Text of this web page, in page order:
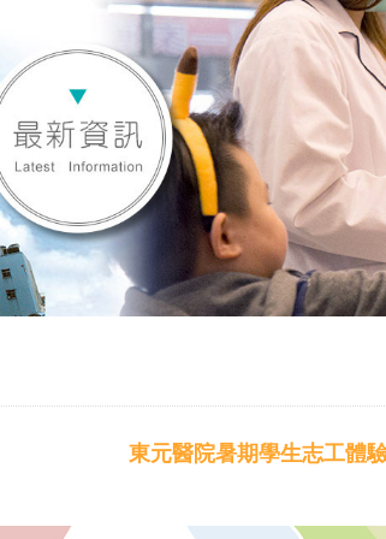
東元醫院暑期學生志工體